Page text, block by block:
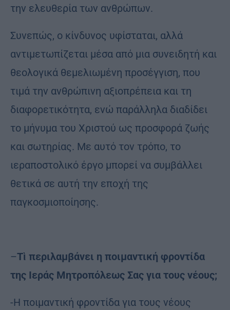
την ελευθερία των ανθρώπων.
Συνεπώς, ο κίνδυνος υφίσταται, αλλά
αντιμετωπίζεται μέσα από μια συνειδητή και
θεολογικά θεμελιωμένη προσέγγιση, που
τιμά την ανθρώπινη αξιοπρέπεια και τη
διαφορετικότητα, ενώ παράλληλα διαδίδει
το μήνυμα του Χριστού ως προσφορά ζωής
και σωτηρίας. Με αυτό τον τρόπο, το
ιεραποστολικό έργο μπορεί να συμβάλλει
θετικά σε αυτή την εποχή της
παγκοσμιοποίησης.
–Τὶ περιλαμβάνει η ποιμαντική φροντίδα
της Ιεράς Μητροπόλεως Σας για τους νέους;
-Η ποιμαντική φροντίδα για τους νέους